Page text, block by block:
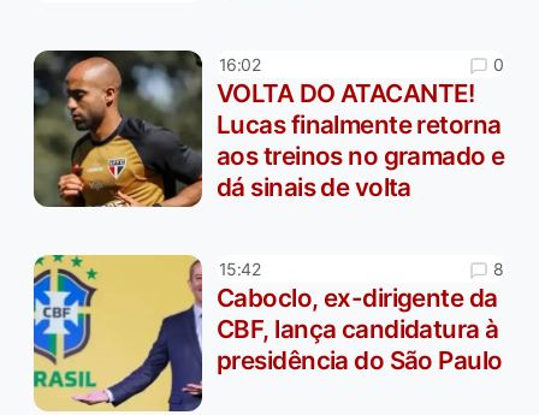
16:02 0
VOLTA DO ATACANTE!
Lucas finalmente retorna
aos treinos no gramado e
dá sinais de volta
15:42 8
Caboclo, ex-dirigente da
CBF, lança candidatura à
presidência do São Paulo